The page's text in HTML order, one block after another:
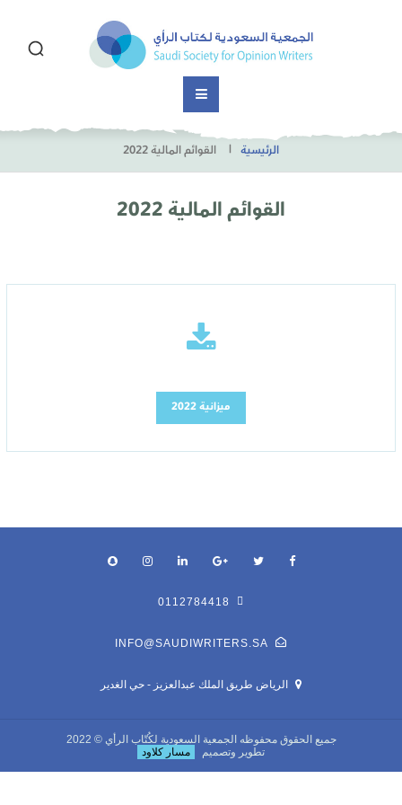
الرئيسية القوائم المالية 2022
القوائم المالية 2022
ميزانية 2022
0112784418
INFO@SAUDIWRITERS.SA
الرياض طريق الملك عبدالعزيز - حي الغدير
جميع الحقوق محفوظه الجمعية السعودية لكُتّاب الرأي © 2022
تطوير وتصميم
مسار كلاود